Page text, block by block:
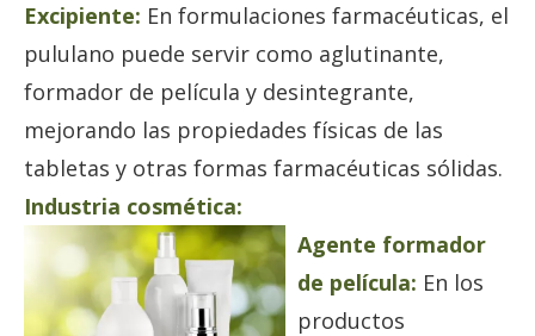
Excipiente: En formulaciones farmacéuticas, el
pululano puede servir como aglutinante,
formador de película y desintegrante,
mejorando las propiedades físicas de las
tabletas y otras formas farmacéuticas sólidas.
Industria cosmética:
Agente formador
de película: En los
productos